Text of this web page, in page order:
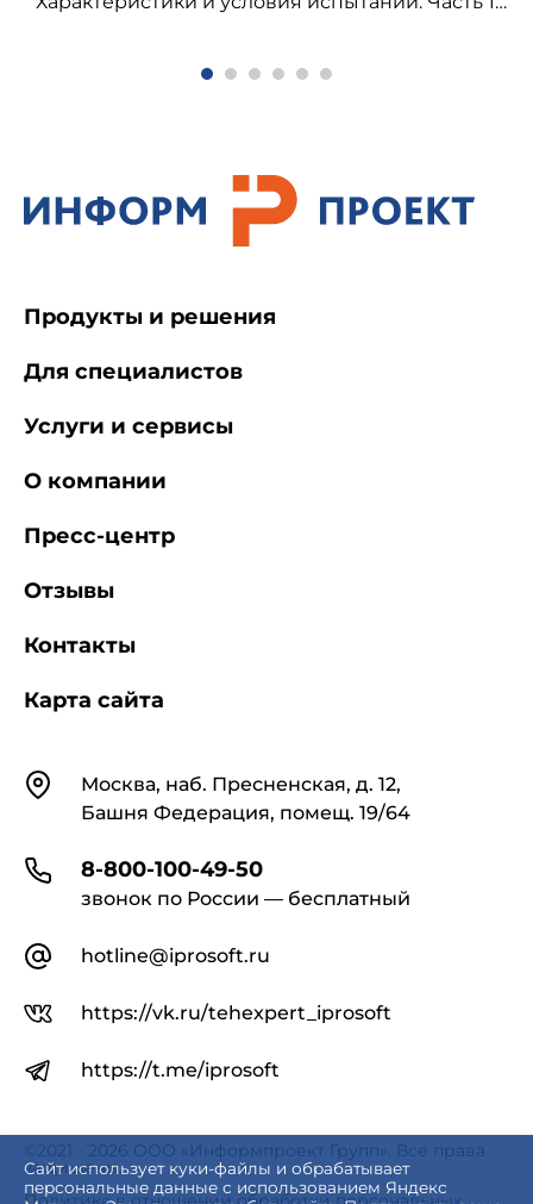
Сайт использует куки-файлы и обрабатывает
персональные данные с использованием Яндекс
КонтактыМосква, наб. Пресненская, д. 12,
Башня Федерация, помещ. 19/64
8-800-100-49-50
звонок по России — бесплатный
hotline@iprosoft.ru
https://vk.ru/tehexpert_iprosoft
https://t.me/iprosoft
Продукты и решения
Для специалистов
Услуги и сервисы
О компании
Пресс-центр
Отзывы
Контакты
Карта сайта
©2021 - 2026 ООО «Информпроект Групп». Все права
защищены.